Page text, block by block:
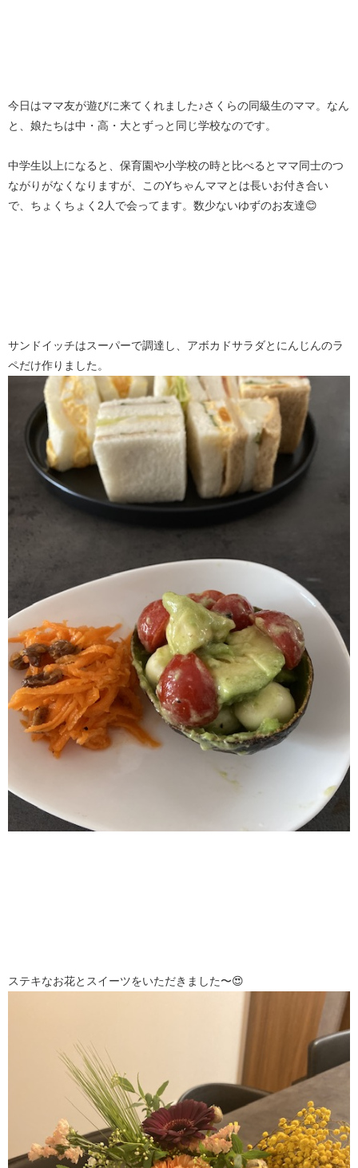
今日はママ友が遊びに来てくれました♪さくらの同級生のママ。なん
と、娘たちは中・高・大とずっと同じ学校なのです。
中学生以上になると、保育園や小学校の時と比べるとママ同士のつ
ながりがなくなりますが、このYちゃんママとは長いお付き合い
で、ちょくちょく2人で会ってます。数少ないゆずのお友達😊
サンドイッチはスーパーで調達し、アボカドサラダとにんじんのラ
ペだけ作りました。
ステキなお花とスイーツをいただきました〜😍